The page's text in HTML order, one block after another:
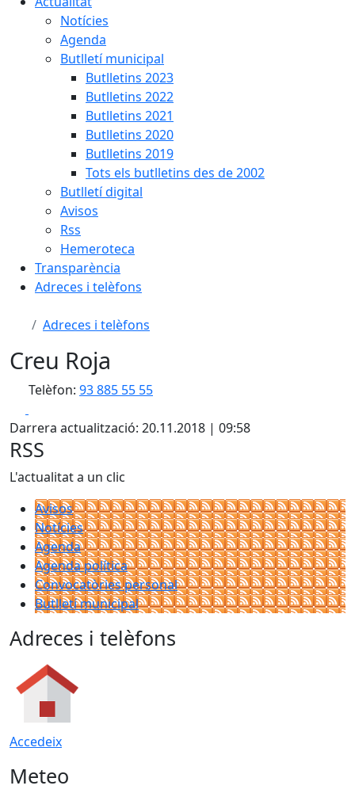
Notícies
Agenda
Butlletí municipal
Butlletins 2023
Butlletins 2022
Butlletins 2021
Butlletins 2020
Butlletins 2019
Tots els butlletins des de 2002
Butlletí digital
Avisos
Rss
Hemeroteca
Transparència
Adreces i telèfons
Adreces i telèfons
Creu Roja
Telèfon: 93 885 55 55
Darrera actualització: 20.11.2018 | 09:58
RSS
L'actualitat a un clic
Avisos
Notícies
Agenda
Agenda política
Convocatòries personal
Butlletí municipal
Adreces i telèfons
Accedeix
Meteo